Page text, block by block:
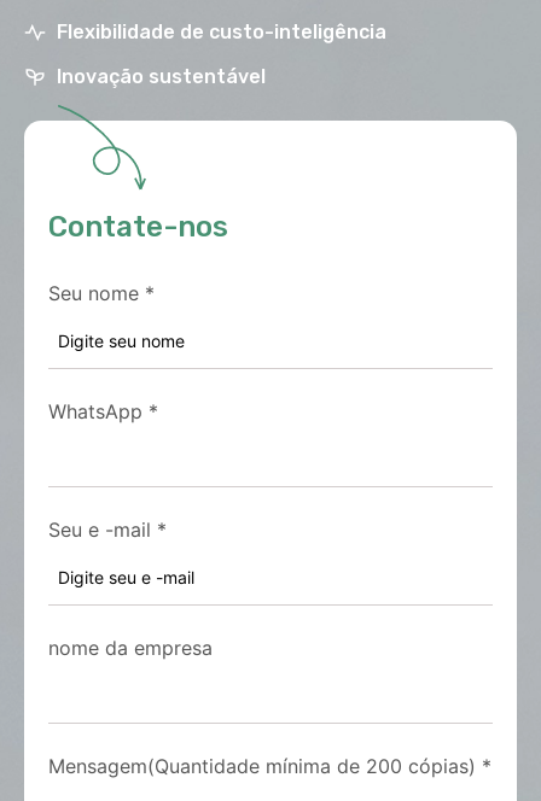
Flexibilidade de custo-inteligência
Inovação sustentável
Contate-nos
Seu nome *
WhatsApp *
Seu e -mail *
nome da empresa
Mensagem(Quantidade mínima de 200 cópias) *